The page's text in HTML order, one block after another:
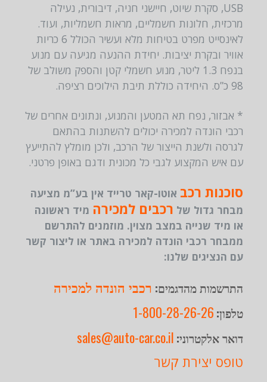
USB, סקרת שיוט, חיישני חניה, דיבורית, נעילה
מרכזית, חלונות חשמליים, מראות חשמליות, ועוד.
לאינסייט מפרט בטיחות מלא ועשיר הכולל 6 כריות
אוויר ובקרת יציבות. יחידת ההנעה מגיעה עם מנוע
בנפח 1.3 ליטר, מנוע חשמלי קטן והספק משולב של
98 כ”ס. היחידה כוללת תיבת הילוכים רציפה.
* אבזור, נפח תא המטען והמנוע, ונתונים אחרים של
רכבי הונדה למכירה יכולים להשתנות בהתאם
לגרסה ולשנת הייצור של הרכב, ולכן מומלץ להתייעץ
עם איש המקצוע לגבי כל מכונית ודגם באופן פרטני.
סוכנות רכב אוטו-קאר טרייד אין בע”מ מציעה
מבחר גדול של רכבים למכירה מיד ראשונה
או מיד שנייה במצב מצוין. מוזמנים להתרשם
ממבחר רכבי הונדה למכירה באתר או ליצור קשר
עם הנציגים שלנו:
התרשמות מהדגמים: רכבי הונדה למכירה
טלפון: 1-800-28-26-26
דואר אלקטרוני: sales@auto-car.co.il
טופס יצירת קשר